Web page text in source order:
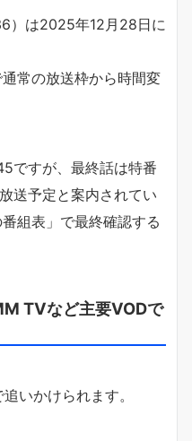
）は2025年12月28日に
常の放送枠から時間変
ですが、最終話は特番
送予定と案内されてい
組表」で最終確認する
TVなど主要VODで
いかけられます。